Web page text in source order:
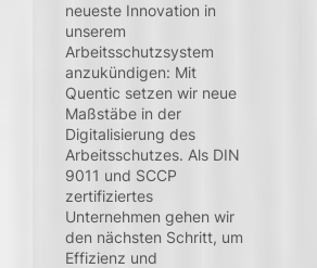
neueste Innovation in
unserem
Arbeitsschutzsystem
anzukündigen: Mit
Quentic setzen wir neue
Maßstäbe in der
Digitalisierung des
Arbeitsschutzes. Als DIN
9011 und SCCP
zertifiziertes
Unternehmen gehen wir
den nächsten Schritt, um
Effizienz und